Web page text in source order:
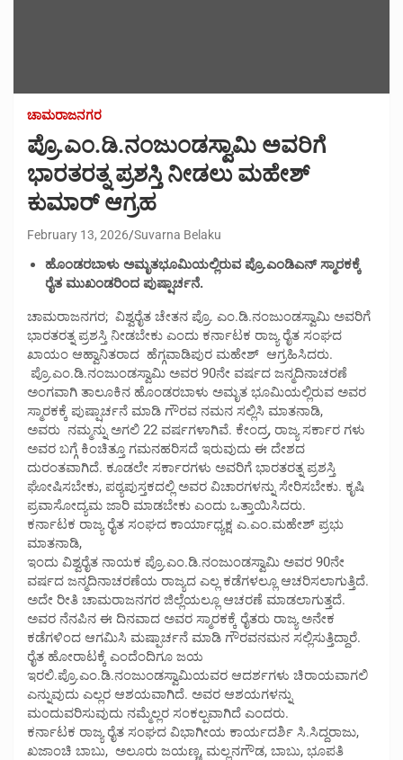
ಚಾಮರಾಜನಗರ
ಪ್ರೊ.ಎಂ.ಡಿ.ನಂಜುಂಡಸ್ವಾಮಿ ಅವರಿಗೆ
ಭಾರತರತ್ನ ಪ್ರಶಸ್ತಿ ನೀಡಲು ಮಹೇಶ್
ಕುಮಾರ್ ಆಗ್ರಹ
February 13, 2026 Suvarna Belaku
ಹೊಂಡರಬಾಳು ಅಮೃತಭೂಮಿಯಲ್ಲಿರುವ ಪ್ರೊ.ಎಂಡಿಎನ್ ಸ್ಮಾರಕಕ್ಕೆ
ರೈತ ಮುಖಂಡರಿಂದ ಪುಷ್ಷಾರ್ಚನೆ.
ಚಾಮರಾಜನಗರ; ವಿಶ್ವರೈತ ಚೇತನ ಪ್ರೊ. ಎಂ.ಡಿ.ನಂಜುಂಡಸ್ವಾಮಿ ಅವರಿಗೆ
ಭಾರತರತ್ನ ಪ್ರಶಸ್ತಿ ನೀಡಬೇಕು ಎಂದು ಕರ್ನಾಟಕ ರಾಜ್ಯ ರೈತ ಸಂಘದ
ಖಾಯಂ ಆಹ್ವಾನಿತರಾದ ಹೆಗ್ಗವಾಡಿಪುರ ಮಹೇಶ್ ಆಗ್ರಹಿಸಿದರು.
ಪ್ರೊ.ಎಂ.ಡಿ.ನಂಜುಂಡಸ್ವಾಮಿ ಅವರ 90ನೇ ವರ್ಷದ ಜನ್ಮದಿನಾಚರಣೆ
ಅಂಗವಾಗಿ ತಾಲೂಕಿನ ಹೊಂಡರಬಾಳು ಅಮೃತ ಭೂಮಿಯಲ್ಲಿರುವ ಅವರ
ಸ್ಮಾರಕಕ್ಕೆ ಪುಷ್ಷಾರ್ಚನೆ ಮಾಡಿ ಗೌರವ ನಮನ ಸಲ್ಲಿಸಿ ಮಾತನಾಡಿ,
ಅವರು ನಮ್ಮನ್ನು ಅಗಲಿ 22 ವರ್ಷಗಳಾಗಿವೆ. ಕೇಂದ್ರ, ರಾಜ್ಯ ಸರ್ಕಾರ ಗಳು
ಅವರ ಬಗ್ಗೆ ಕಿಂಚಿತ್ತೂ ಗಮನಹರಿಸದೆ ಇರುವುದು ಈ ದೇಶದ
ದುರಂತವಾಗಿದೆ. ಕೂಡಲೇ ಸರ್ಕಾರಗಳು ಅವರಿಗೆ ಭಾರತರತ್ನ ಪ್ರಶಸ್ತಿ
ಘೋಷಿಸಬೇಕು, ಪಠ್ಯಪುಸ್ತಕದಲ್ಲಿ ಅವರ ವಿಚಾರಗಳನ್ನು ಸೇರಿಸಬೇಕು. ಕೃಷಿ
ಪ್ರವಾಸೋದ್ಯಮ ಜಾರಿ ಮಾಡಬೇಕು ಎಂದು ಒತ್ತಾಯಿಸಿದರು.
ಕರ್ನಾಟಕ ರಾಜ್ಯ ರೈತ ಸಂಘದ ಕಾರ್ಯಾಧ್ಯಕ್ಷ ಎ.ಎಂ.ಮಹೇಶ್‌ ಪ್ರಭು
ಮಾತನಾಡಿ,
ಇಂದು ವಿಶ್ವರೈತ ನಾಯಕ ಪ್ರೊ.ಎಂ.ಡಿ.ನಂಜುಂಡಸ್ವಾಮಿ ಅವರ 90ನೇ
ವರ್ಷದ ಜನ್ಮದಿನಾಚರಣೆಯ ರಾಜ್ಯದ ಎಲ್ಲ ಕಡೆಗಳಲ್ಲೂ ಆಚರಿಸಲಾಗುತ್ತಿದೆ.
ಅದೇ ರೀತಿ ಚಾಮರಾಜನಗರ ಜಿಲ್ಲೆಯಲ್ಲೂ ಆಚರಣೆ ಮಾಡಲಾಗುತ್ತದೆ.
ಅವರ ನೆನಪಿನ ಈ ದಿನವಾದ ಅವರ ಸ್ಮಾರಕಕ್ಕೆ ರೈತರು ರಾಜ್ಯ ಅನೇಕ
ಕಡೆಗಳಿಂದ ಆಗಮಿಸಿ ಮಷ್ಪಾರ್ಚನೆ ಮಾಡಿ ಗೌರವನಮನ ಸಲ್ಲಿಸುತ್ತಿದ್ದಾರೆ.
ರೈತ ಹೋರಾಟಕ್ಕೆ ಎಂದೆಂದಿಗೂ ಜಯ
ಇರಲಿ.ಪ್ರೊ.ಎಂ.ಡಿ.ನಂಜುಂಡಸ್ವಾಮಿಯವರ ಆದರ್ಶಗಳು ಚಿರಾಯವಾಗಲಿ
ಎನ್ನುವುದು ಎಲ್ಲರ ಆಶಯವಾಗಿದೆ. ಅವರ ಆಶಯಗಳನ್ನು
ಮಂದುವರಿಸುವುದು ನಮ್ಮೆಲ್ಲರ ಸಂಕಲ್ಪವಾಗಿದೆ ಎಂದರು.
ಕರ್ನಾಟಕ ರಾಜ್ಯ ರೈತ ಸಂಘದ ವಿಭಾಗೀಯ ಕಾರ್ಯದರ್ಶಿ ಸಿ.ಸಿದ್ದರಾಜು,
ಖಜಾಂಚಿ ಬಾಬು, ಅಲೂರು ಜಯಣ್ಣ, ಮಲ್ಲನಗೌಡ, ಬಾಬು, ಭೂಪತಿ